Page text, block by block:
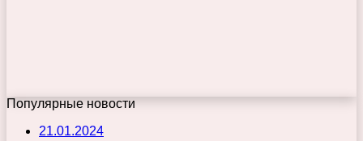
Популярные новости
21.01.2024